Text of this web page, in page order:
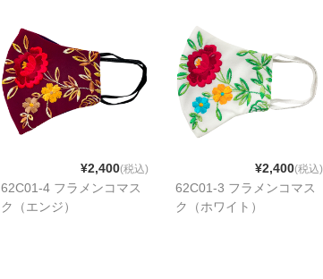
¥2,400(税込)
62C01-4 フラメンコマス
ク（エンジ）
¥2,400(税込)
62C01-3 フラメンコマス
ク（ホワイト）